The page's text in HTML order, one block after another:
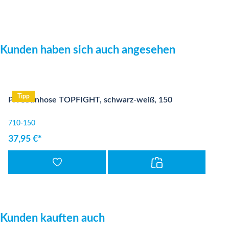
Produktgalerie überspringen
Kunden haben sich auch angesehen
Tipp
PX Satinhose TOPFIGHT, schwarz-weiß, 150
710-150
37,95 €*
Produktgalerie überspringen
Kunden kauften auch